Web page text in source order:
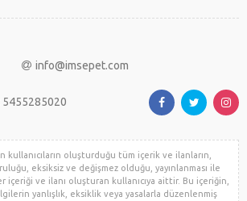
info@imsepet.com
5455285020
kullanıcıların oluşturduğu tüm içerik ve ilanların,
eksiksiz ve değişmez olduğu, yayınlanması ile
içeriği ve ilanı oluşturan kullanıcıya aittir. Bu içeriğin,
yanlışlık, eksiklik veya yasalarla düzenlenmiş